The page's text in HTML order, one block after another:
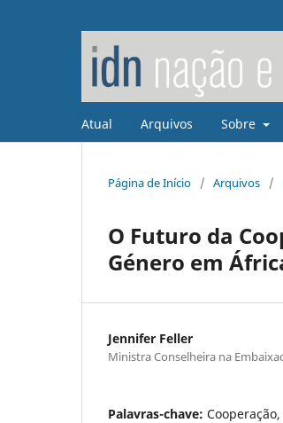
Atual Arquivos Sobre
Página de Início / Arquivos /
O Futuro da
Género em
Jennifer Feller
Ministra Conselheira na
Palavras-chave: